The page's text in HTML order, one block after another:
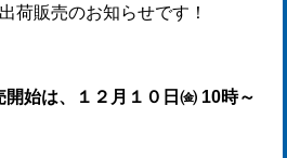
荷販売のお知らせです！
始は、１２月１０日㈮ 10時～